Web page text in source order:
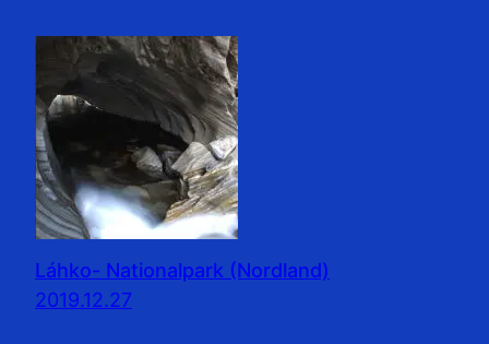
Láhko- Nationalpark (Nordland)
2019.12.27